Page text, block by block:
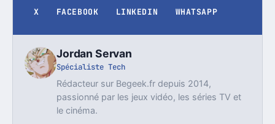
X FACEBOOK LINKEDIN WHATSAPP
Jordan Servan
Spécialiste Tech
Rédacteur sur Begeek.fr depuis 2014,
passionné par les jeux vidéo, les séries TV et
le cinéma.